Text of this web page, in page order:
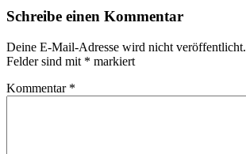
Schreibe einen Kommentar
Deine E-Mail-Adresse wird nicht veröffentlicht.
Felder sind mit * markiert
Kommentar *